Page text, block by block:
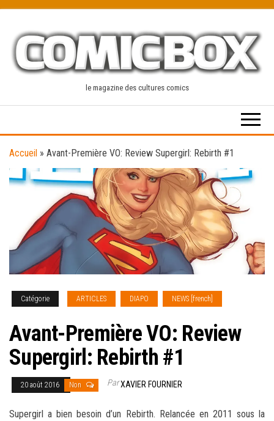
content
le magazine des cultures comics
Accueil » Avant-Première VO: Review Supergirl: Rebirth #1
Catégorie ARTICLES DIAPO NEWS [french]
Avant-Première VO: Review
Supergirl: Rebirth #1
20 août 2016 Non ParXAVIER FOURNIER
Supergirl a bien besoin d’un Rebirth. Relancée en 2011 sous la